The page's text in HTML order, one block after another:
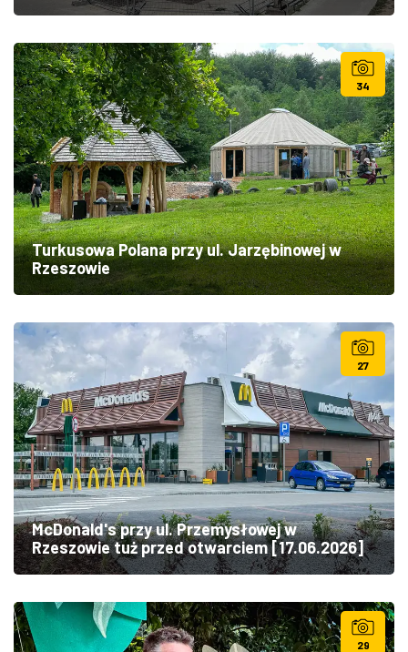
34
Turkusowa Polana przy ul. Jarzębinowej w
Rzeszowie
27
McDonald's przy ul. Przemysłowej w
Rzeszowie tuż przed otwarciem [17.06.2026]
29